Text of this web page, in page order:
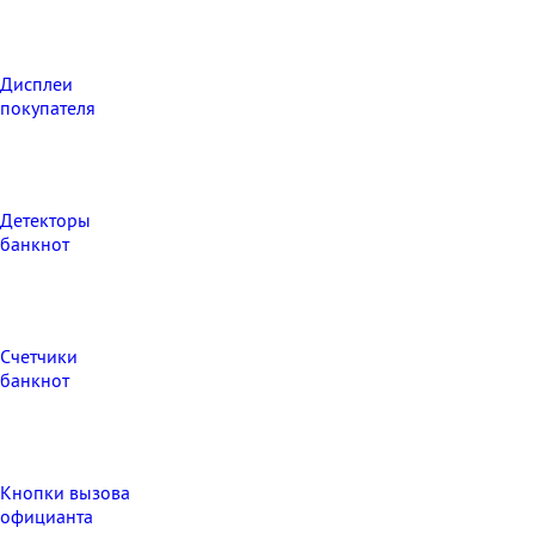
Дисплеи
покупателя
Детекторы
банкнот
Счетчики
банкнот
Кнопки вызова
официанта